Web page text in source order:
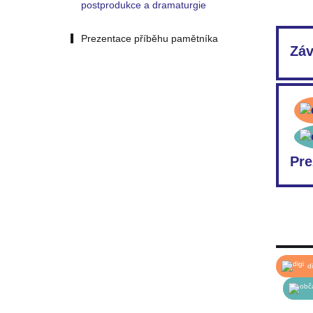
postprodukce a dramaturgie
Prezentace příběhu pamětníka
PDF:
PDF: